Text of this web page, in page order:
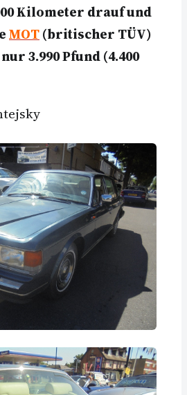
Kilometer drauf und
MOT(britischer TÜV)
3.990 Pfund (4.400